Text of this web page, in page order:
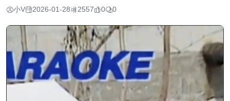
小V 2026-01-28 2557 0 0